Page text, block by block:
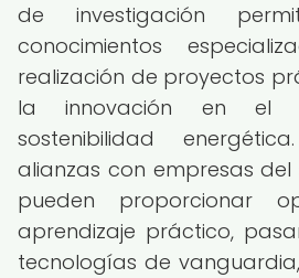
de investigación
conocimientos
realización de proyectos
la innovación en el
sostenibilidad
alianzas con empresas
pueden proporcionar
aprendizaje práctico,
tecnologías de